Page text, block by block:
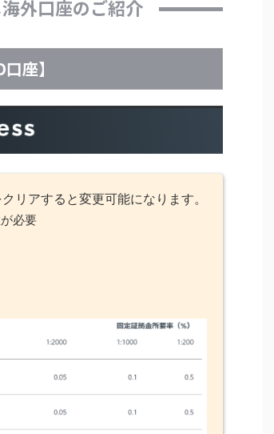
外口座のご紹介
座】
リアすると変更可能になります。
必要